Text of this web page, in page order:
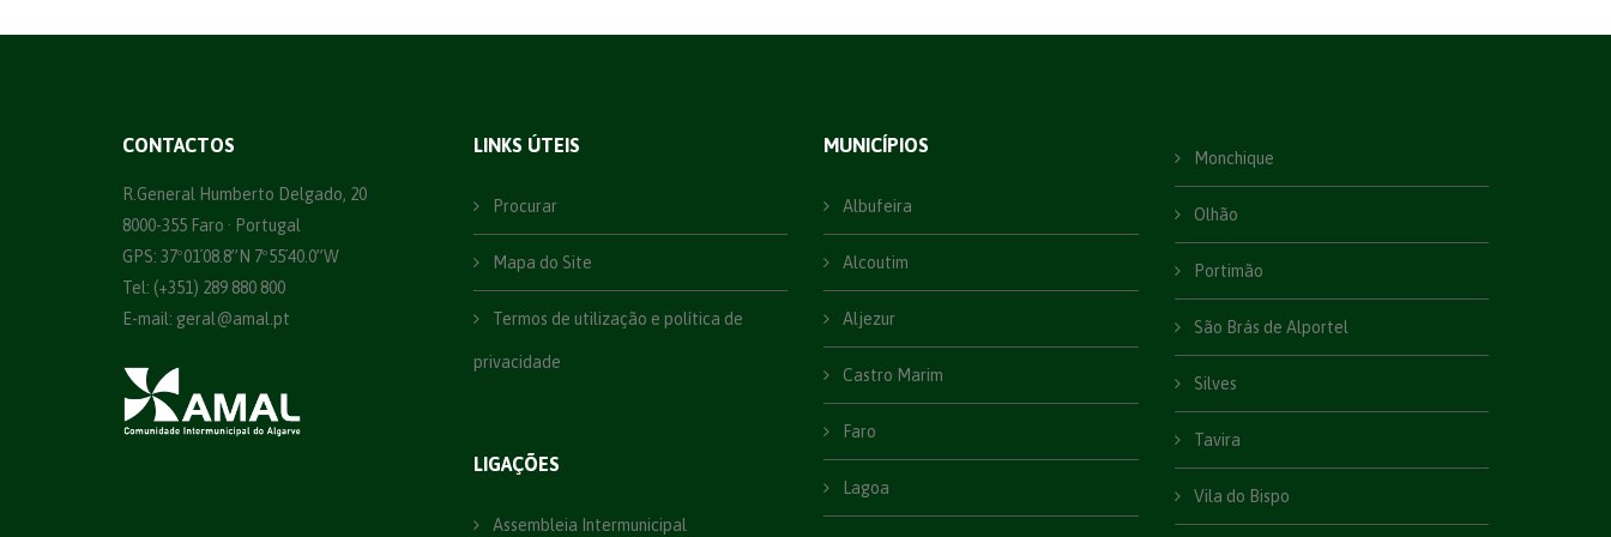
CONTACTOS
R.General Humberto Delgado, 20
8000-355 Faro · Portugal
GPS: 37º01´08.8”N 7º55´40.0”W
Tel: (+351) 289 880 800
E-mail: geral@amal.pt
LINKS ÚTEIS
Procurar
Mapa do Site
Termos de utilização e política de
privacidade
LIGAÇÕES
Assembleia Intermunicipal
MUNICÍPIOS
Albufeira
Alcoutim
Aljezur
Castro Marim
Faro
Lagoa
Monchique
Olhão
Portimão
São Brás de Alportel
Silves
Tavira
Vila do Bispo